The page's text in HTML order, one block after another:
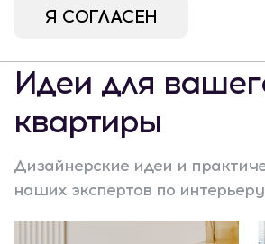
Идеи для
квартиры
Дизайнерские идеи и
наших экспертов по
Я СОГЛАСЕН